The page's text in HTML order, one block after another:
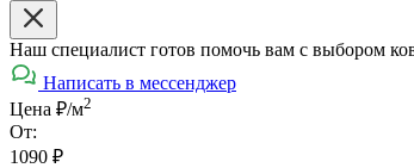
Наш специалист готов помочь вам с выбором
Написать в мессенджер
Цена ₽/м2
От:
1090 ₽